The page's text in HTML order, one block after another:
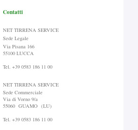
Contatti
NET TIRRENA SERVICE
Sede Legale
Via Pisana 166
55100 LUCCA
Tel. +39 0583 186 11 00
NET TIRRENA SERVICE
Sede Commerciale
Via di Vorno 9/a
55060 GUAMO (LU)
Tel. +39 0583 186 11 00